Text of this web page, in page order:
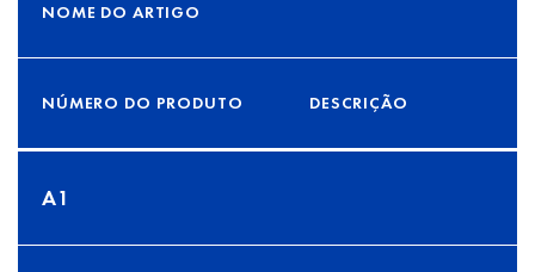
NOME DO ARTIGO
NÚMERO DO PRODUTO DESCRIÇÃO
A1